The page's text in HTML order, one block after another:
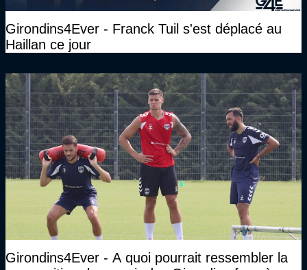
Girondins4Ever - Franck Tuil s'est déplacé au
Haillan ce jour
Girondins4Ever - A quoi pourrait ressembler la